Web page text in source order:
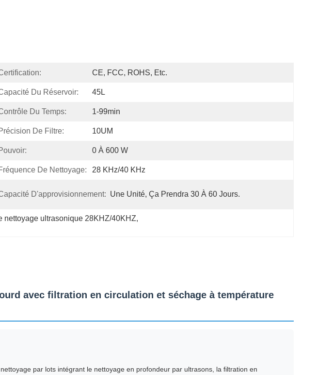
CE, FCC, ROHS, Etc.
Du Réservoir: 45L
Du Temps: 1-99min
De Filtre: 10UM
0 À 600 W
De Nettoyage: 28 KHz/40 KHz
D'approvisionnement: Une Unité, Ça Prendra 30 À 60 Jours.
nettoyage ultrasonique 28KHZ/40KHZ,
avec filtration en circulation et séchage à température
par lots intégrant le nettoyage en profondeur par ultrasons, la filtration en